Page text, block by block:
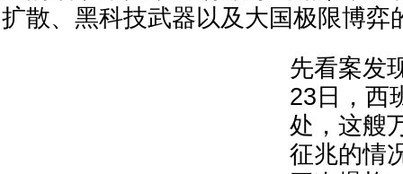
扩散、黑科技武器以及大国极限博弈
先看案发
23日，西
处，这艘
征兆的情